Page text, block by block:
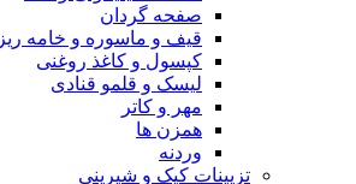
صفحه گردان
قیف و ماسوره و خامه ریز
کپسول و کاغذ روغنی
لیسک و قلمو قنادی
مهر و کاتر
همزن ها
وردنه
تزیینات کیک و شیرینی